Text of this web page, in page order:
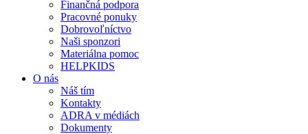
Finančná podpora
Pracovné ponuky
Dobrovoľníctvo
Naši sponzori
Materiálna pomoc
HELPKIDS
O nás
Náš tím
Kontakty
ADRA v médiách
Dokumenty